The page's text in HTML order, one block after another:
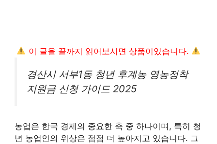
이 글을 끝까지 읽어보시면 상품이있습니다.
경산시 서부1동 청년 후계농 영농정착
지원금 신청 가이드 2025
농업은 한국 경제의 중요한 축 중 하나이며, 특히 청
년 농업인의 위상은 점점 더 높아지고 있습니다. 그